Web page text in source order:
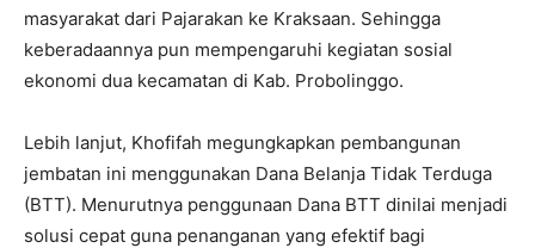
masyarakat dari Pajarakan ke Kraksaan. Sehingga
keberadaannya pun mempengaruhi kegiatan sosial
ekonomi dua kecamatan di Kab. Probolinggo.
Lebih lanjut, Khofifah megungkapkan pembangunan
jembatan ini menggunakan Dana Belanja Tidak Terduga
(BTT). Menurutnya penggunaan Dana BTT dinilai menjadi
solusi cepat guna penanganan yang efektif bagi